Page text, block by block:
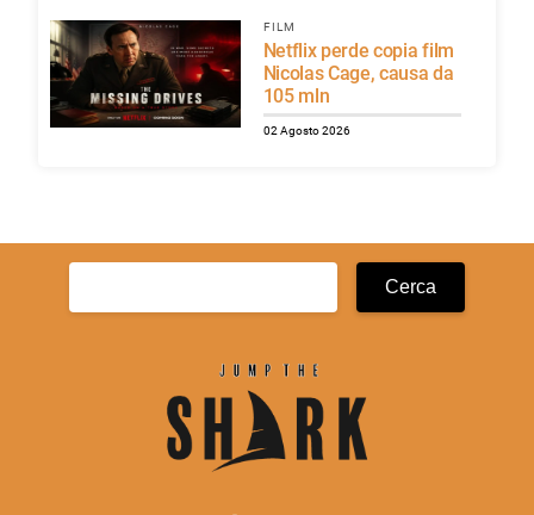
FILM
Netflix perde copia film
Nicolas Cage, causa da
105 mln
02 Agosto 2026
Ricerca